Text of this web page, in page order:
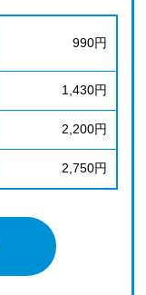
990円
1,430円
2,200円
2,750円